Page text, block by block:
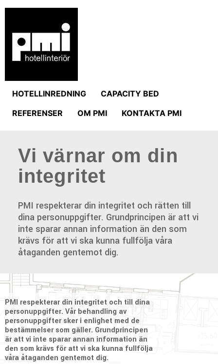
HOTELLINREDNING
CAPACITY BED
REFERENSER
OM PMI KONTAKTA PMI
Vi värnar om din
integritet
PMI respekterar din integritet och rätten till
dina personuppgifter. Grundprincipen är att vi
inte sparar annan information än den som
krävs för att vi ska kunna fullfölja våra
åtaganden gentemot dig.
PMI respekterar din integritet och till dina
personuppgifter. Vår behandling av
personuppgifter sker i enlighet med de
bestämmelser som gäller. Grundprincipen
är att vi inte sparar annan information än
den som krävs för att vi ska kunna fullfölja
våra åtaganden gentemot dig.